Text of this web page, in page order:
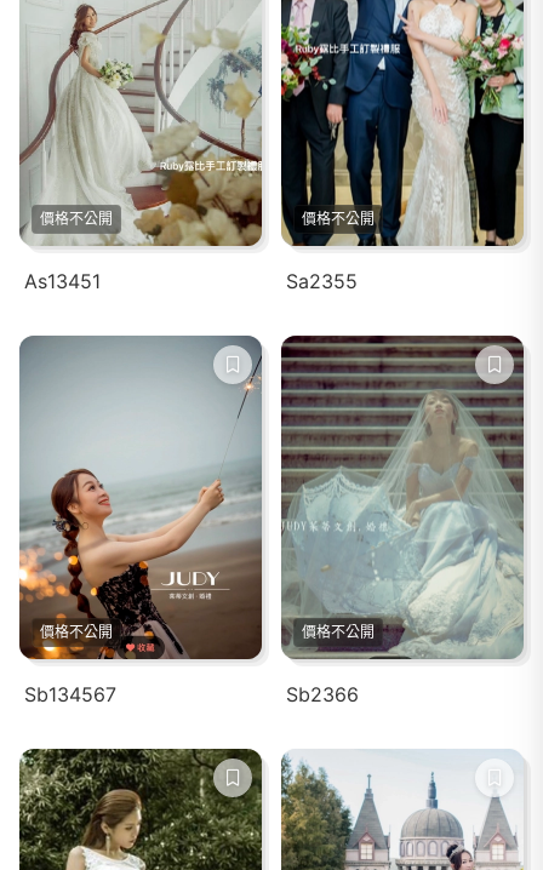
價格不公開
As13451
價格不公開
Sa2355
價格不公開
Sb134567
價格不公開
Sb2366